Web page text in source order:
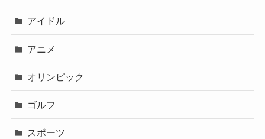
アイドル
アニメ
オリンピック
ゴルフ
スポーツ